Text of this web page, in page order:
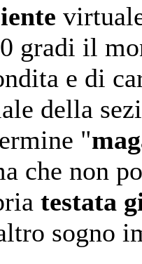
gradi il
e di
della
"
che non
testata
sogno